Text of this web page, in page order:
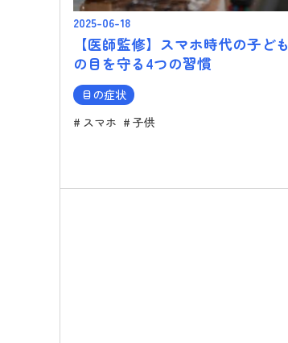
2025-06-18
【医師監修】スマホ時代の子ども
の目を守る4つの習慣
目の症状
スマホ
子供